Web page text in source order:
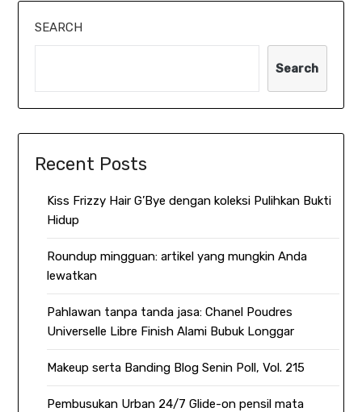
SEARCH
Search
Recent Posts
Kiss Frizzy Hair G’Bye dengan koleksi Pulihkan Bukti
Hidup
Roundup mingguan: artikel yang mungkin Anda
lewatkan
Pahlawan tanpa tanda jasa: Chanel Poudres
Universelle Libre Finish Alami Bubuk Longgar
Makeup serta Banding Blog Senin Poll, Vol. 215
Pembusukan Urban 24/7 Glide-on pensil mata